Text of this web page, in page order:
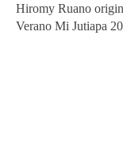
Hiromy Ruano
Verano Mi Jutiapa